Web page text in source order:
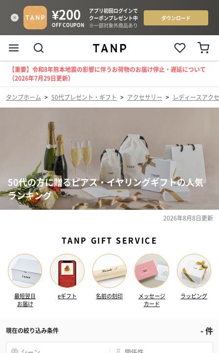
【重要】令和8年熊本地震の影響に伴うお荷物のお届け停止・遅延について
（2026年7月29日更新）
タンプホーム > 50代プレゼント・ギフト > アクセサリー > レディースアク
50代の方に贈るピアス・イヤリングギフトの人気
ランキング
2026年8月8日更新
TANP GIFT SERVICE
最短翌日
お届け
eギフト 名前の刻印
メッセージ
カード
ラッピング
現在の絞り込み条件 -件